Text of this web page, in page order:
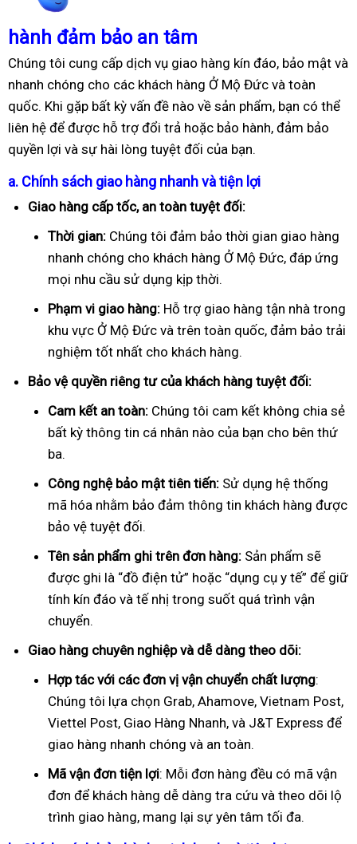
hành đảm bảo an tâm
Chúng tôi cung cấp dịch vụ giao hàng kín đáo, bảo mật và
nhanh chóng cho các khách hàng Ở Mộ Đức và toàn
quốc. Khi gặp bất kỳ vấn đề nào về sản phẩm, bạn có thể
liên hệ để được hỗ trợ đổi trả hoặc bảo hành, đảm bảo
quyền lợi và sự hài lòng tuyệt đối của bạn.
a. Chính sách giao hàng nhanh và tiện lợi
Giao hàng cấp tốc, an toàn tuyệt đối:
Thời gian: Chúng tôi đảm bảo thời gian giao hàng
nhanh chóng cho khách hàng Ở Mộ Đức, đáp ứng
mọi nhu cầu sử dụng kịp thời.
Phạm vi giao hàng: Hỗ trợ giao hàng tận nhà trong
khu vực Ở Mộ Đức và trên toàn quốc, đảm bảo trải
nghiệm tốt nhất cho khách hàng.
Bảo vệ quyền riêng tư của khách hàng tuyệt đối:
Cam kết an toàn: Chúng tôi cam kết không chia sẻ
bất kỳ thông tin cá nhân nào của bạn cho bên thứ
ba.
Công nghệ bảo mật tiên tiến: Sử dụng hệ thống
mã hóa nhằm bảo đảm thông tin khách hàng được
bảo vệ tuyệt đối.
Tên sản phẩm ghi trên đơn hàng: Sản phẩm sẽ
được ghi là “đồ điện tử” hoặc “dụng cụ y tế” để giữ
tính kín đáo và tế nhị trong suốt quá trình vận
chuyển.
Giao hàng chuyên nghiệp và dễ dàng theo dõi:
Hợp tác với các đơn vị vận chuyển chất lượng:
Chúng tôi lựa chọn Grab, Ahamove, Vietnam Post,
Viettel Post, Giao Hàng Nhanh, và J&T Express để
giao hàng nhanh chóng và an toàn.
Mã vận đơn tiện lợi: Mỗi đơn hàng đều có mã vận
đơn để khách hàng dễ dàng tra cứu và theo dõi lộ
trình giao hàng, mang lại sự yên tâm tối đa.